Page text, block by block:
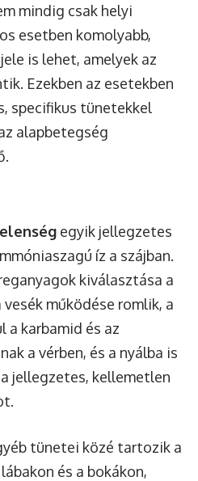
mindig csak helyi
esetben komolyabb,
jele is lehet, amelyek az
Ezekben az esetekben
specifikus tünetekkel
alapbetegség
egyik jellegzetes
íz a szájban.
kiválasztása a
működése romlik, a
a karbamid és az
a vérben, és a nyálba is
jellegzetes, kellemetlen
tünetei közé tartozik a
és a bokákon,